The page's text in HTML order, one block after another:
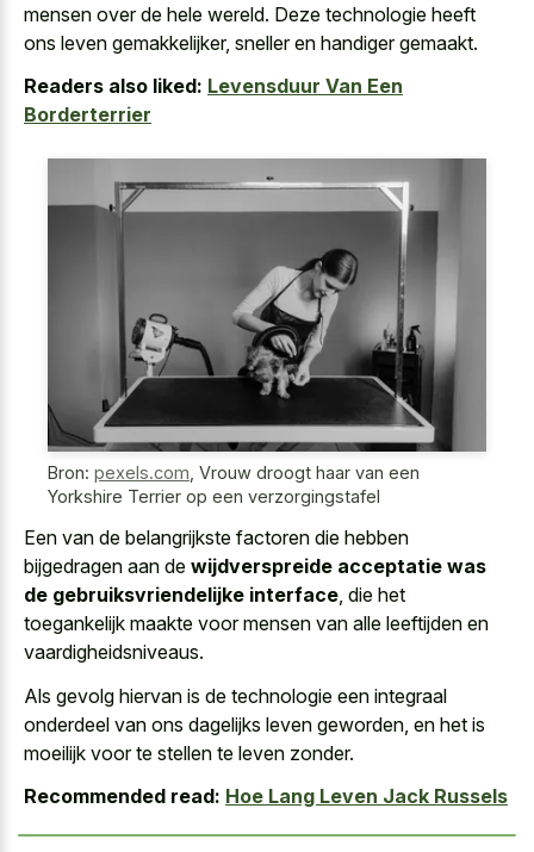
mensen over de hele wereld. Deze technologie heeft
ons leven gemakkelijker, sneller en handiger gemaakt.
Readers also liked: Levensduur Van Een
Borderterrier
Bron: pexels.com Vrouw droogt haar van een
Yorkshire Terrier op een verzorgingstafel
Een van de belangrijkste factoren die hebben
bijgedragen aan de wijdverspreide acceptatie was
de gebruiksvriendelijke interface, die het
toegankelijk maakte voor mensen van alle leeftijden en
vaardigheidsniveaus.
Als gevolg hiervan is de technologie een integraal
onderdeel van ons dagelijks leven geworden , en het is
moeilijk voor te stellen te leven zonder.
Recommended read: Hoe Lang Leven Jack Russels